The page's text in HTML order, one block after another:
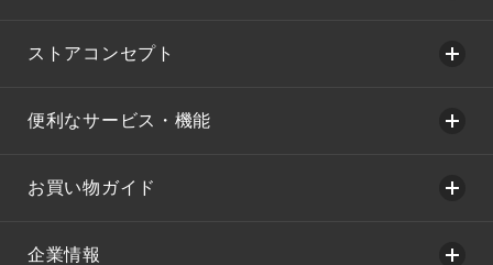
ストアコンセプト
便利なサービス・機能
お買い物ガイド
企業情報